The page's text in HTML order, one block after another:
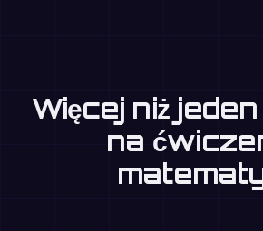
Więcej niż
na